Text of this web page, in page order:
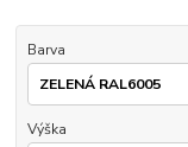
Barva
Výška